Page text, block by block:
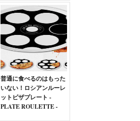
普通に食べるのはもった
いない！ロシアンルーレ
ットピザプレート -
PLATE ROULETTE -